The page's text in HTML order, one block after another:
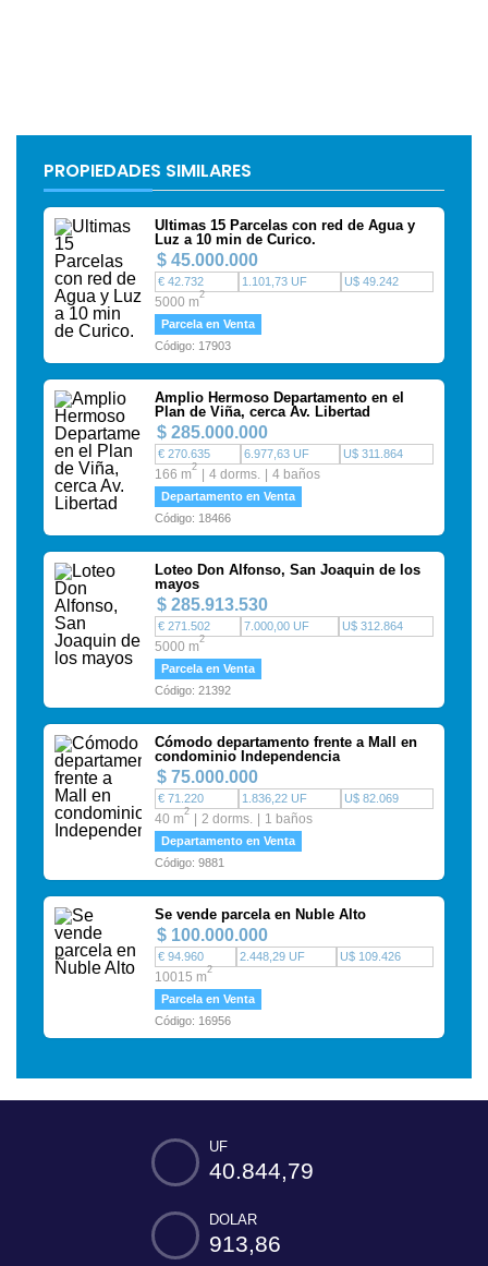
PROPIEDADES SIMILARES
Ultimas 15 Parcelas con red de Agua y
Luz a 10 min de Curico.
$ 45.000.000
€ 42.732 1.101,73 UF U$ 49.242
5000 m2
Parcela en Venta
Código: 17903
Amplio Hermoso Departamento en el
Plan de Viña, cerca Av. Libertad
$ 285.000.000
€ 270.635 6.977,63 UF U$ 311.864
166 m2 4 dorms. 4 baños
Departamento en Venta
Código: 18466
Loteo Don Alfonso, San Joaquin de los
mayos
$ 285.913.530
€ 271.502 7.000,00 UF U$ 312.864
5000 m2
Parcela en Venta
Código: 21392
Cómodo departamento frente a Mall en
condominio Independencia
$ 75.000.000
€ 71.220 1.836,22 UF U$ 82.069
40 m2 2 dorms. 1 baños
Departamento en Venta
Código: 9881
Se vende parcela en Ñuble Alto
$ 100.000.000
€ 94.960 2.448,29 UF U$ 109.426
10015 m2
Parcela en Venta
Código: 16956
UF
40.844,79
DOLAR
913,86